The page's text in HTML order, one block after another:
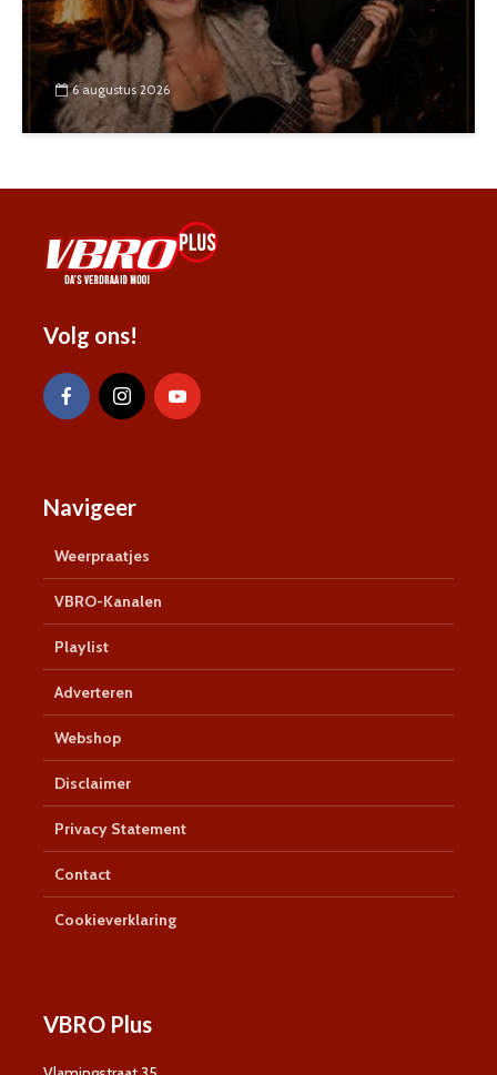
6 augustus 2026
Volg ons!
Navigeer
Weerpraatjes
VBRO-Kanalen
Playlist
Adverteren
Webshop
Disclaimer
Privacy Statement
Contact
Cookieverklaring
VBRO Plus